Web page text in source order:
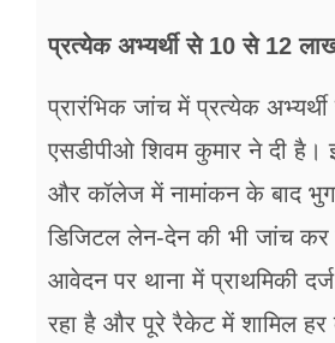
प्रत्येक अभ्यर्थी से 10 से 12
प्रारंभिक जांच में प्रत्येक
एसडीपीओ शिवम कुमार ने दी
और कॉलेज में नामांकन के बाद
डिजिटल लेन-देन की भी जांच कर
आवेदन पर थाना में प्राथमिकी
रहा है और पूरे रैकेट में शामिल हर